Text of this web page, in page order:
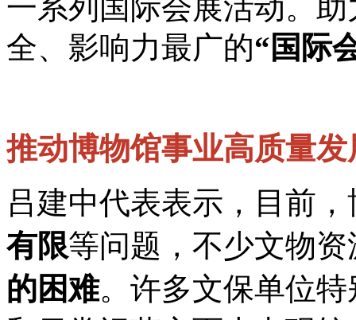
一系列国际会展活动。
全、影响力最广的“国际
推动博物馆事业高质量发
吕建中代表表示，目前
有限等问题，不少文物
的困难。许多文保单位